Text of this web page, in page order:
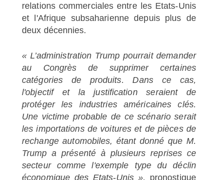
relations commerciales entre les Etats-Unis
et l'Afrique subsaharienne depuis plus de
deux décennies.
« L’administration Trump pourrait demander
au Congrès de supprimer certaines
catégories de produits. Dans ce cas,
l'objectif et la justification seraient de
protéger les industries américaines clés.
Une victime probable de ce scénario serait
les importations de voitures et de pièces de
rechange automobiles, étant donné que M.
Trump a présenté à plusieurs reprises ce
secteur comme l'exemple type du déclin
économique des Etats-Unis », pronostique